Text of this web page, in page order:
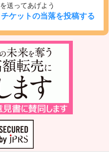
送ってあげよう
チケットの当落を投稿する